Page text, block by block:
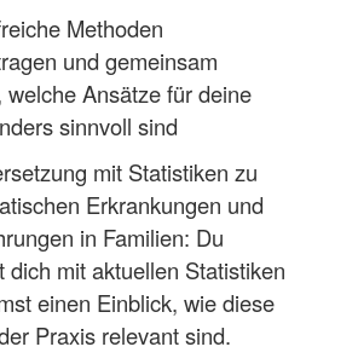
Methoden
und gemeinsam
welche Ansätze für deine
sinnvoll sind
mit Statistiken zu
Erkrankungen und
in Familien: Du
dich mit aktuellen Statistiken
einen Einblick, wie diese
Praxis relevant sind.